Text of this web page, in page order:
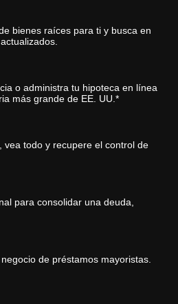
bienes raíces para ti y busca en
o administra tu hipoteca en línea
más grande de EE. UU.*
vea todo y recupere el control de
para consolidar una deuda,
de préstamos mayoristas.